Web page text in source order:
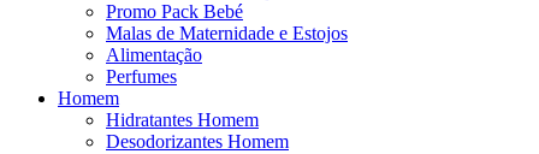
Promo Pack Bebé
Malas de Maternidade e Estojos
Alimentação
Perfumes
Homem
Hidratantes Homem
Desodorizantes Homem